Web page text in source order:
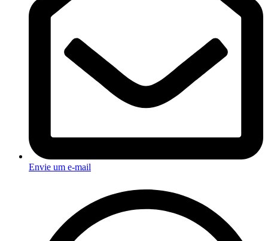
Envie um e-mail